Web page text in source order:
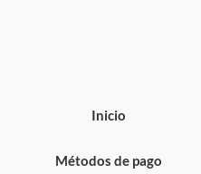
Inicio
Métodos de pago